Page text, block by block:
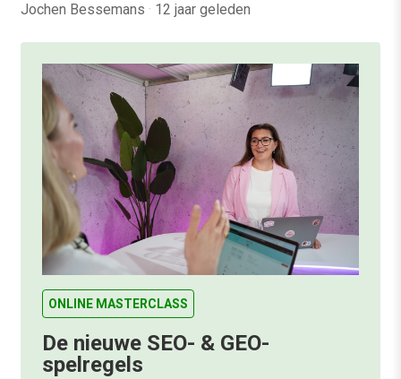
Jochen Bessemans · 12 jaar geleden
ONLINE MASTERCLASS
De nieuwe SEO- & GEO-
spelregels